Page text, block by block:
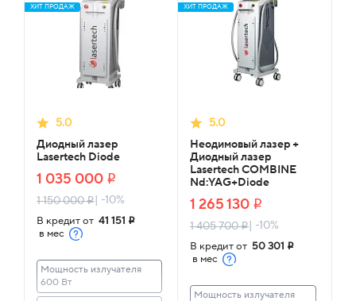
ХИТ ПРОДАЖ
5.0
Диодный лазер
Lasertech Diode
1 035 000 i
1 150 000i| -10%
В кредит от 41 151 i
в мес
Мощность излучателя
600 Вт
ХИТ ПРОДАЖ
5.0
Неодимовый лазер +
Диодный лазер
Lasertech COMBINE
Nd:YAG+Diode
1 265 130 i
1 405 700i| -10%
В кредит от 50 301 i
в мес
Мощность излучателя